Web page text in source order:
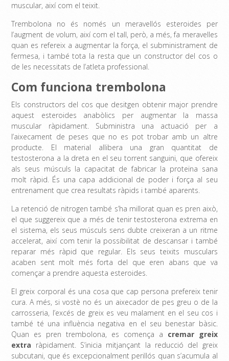
muscular, així com el teixit.
Trembolona no és només un meravellós esteroides per
l’augment de volum, així com el tall, però, a més, fa meravelles
quan es refereix a augmentar la força, el subministrament de
fermesa, i també tota la resta que un constructor del cos o
de les necessitats de l’atleta professional.
Com funciona trembolona
Els constructors del cos que desitgen obtenir major prendre
aquest esteroides anabòlics per augmentar la massa
muscular ràpidament. Subministra una actuació per a
l’aixecament de peses que no es pot trobar amb un altre
producte. El material allibera una gran quantitat de
testosterona a la dreta en el seu torrent sanguini, que ofereix
als seus músculs la capacitat de fabricar la proteïna sana
molt ràpid. És una capa addicional de poder i força al seu
entrenament que crea resultats ràpids i també aparents.
La retenció de nitrogen també s’ha millorat quan es pren això,
el que suggereix que a més de tenir testosterona extrema en
el sistema, els seus músculs sens dubte creixeran a un ritme
accelerat, així com tenir la possibilitat de descansar i també
reparar més ràpid que regular. Els seus teixits musculars
acaben sent molt més forta del que eren abans que va
començar a prendre aquesta esteroides.
El greix corporal és una cosa que cap persona prefereix tenir
cura. A més, si vostè no és un aixecador de pes greu o de la
carrosseria, l’excés de greix es veu malament en el seu cos i
també té una influència negativa en el seu benestar bàsic.
Quan es pren trembolona, ​​es comença a cremar greix
extra ràpidament. S’inicia mitjançant la reducció del greix
subcutani, que és excepcionalment perillós quan s’acumula al